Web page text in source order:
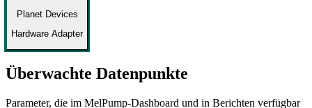
Planet Devices
Hardware Adapter
Überwachte Datenpunkte
Parameter, die im MelPump‑Dashboard und in Berichten verfügbar